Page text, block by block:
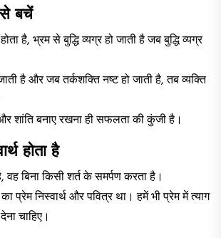
बचें
है, भ्रम से बुद्धि व्यग्र हो जाती है जब बुद्धि व्यग्र
है और जब तर्कशक्ति नष्ट हो जाती है, तब व्यक्ति
शांति बनाए रखना ही सफलता की कुंजी है।
होता है
बिना किसी शर्त के समर्पण करता है।
प्रेम निस्वार्थ और पवित्र था। हमें भी प्रेम में त्याग
चाहिए।